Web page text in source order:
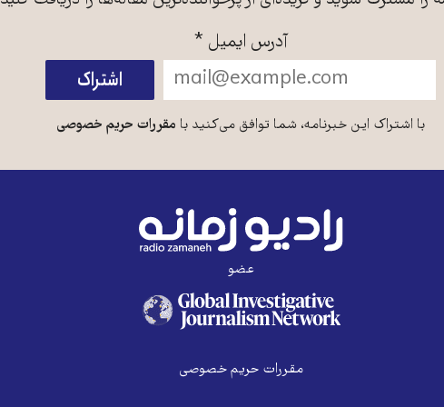
آدرس ایمیل *
با اشتراک این خبرنامه، شما توافق می‌کنید با مقررات حریم خصوصی
عضو
مقررات حریم خصوصی